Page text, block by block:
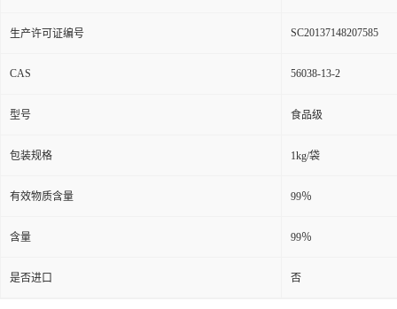
生产许可证编号 SC20137148207585
CAS 56038-13-2
型号 食品级
包装规格 1kg/袋
有效物质含量 99％
含量 99％
是否进口 否